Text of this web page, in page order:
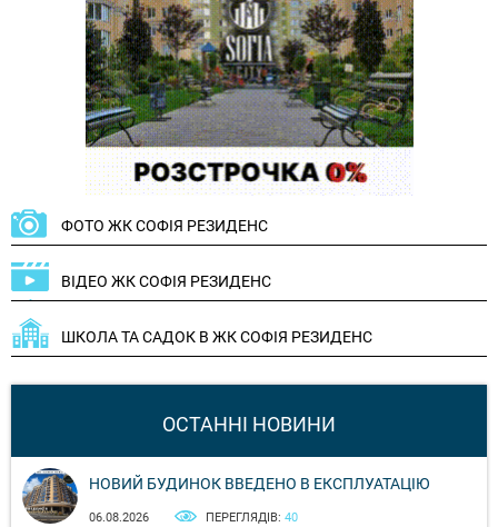
ФОТО ЖК СОФІЯ РЕЗИДЕНС
ВІДЕО ЖК СОФІЯ РЕЗИДЕНС
ШКОЛА ТА САДОК В ЖК СОФІЯ РЕЗИДЕНС
ОСТАННІ НОВИНИ
НОВИЙ БУДИНОК ВВЕДЕНО В ЕКСПЛУАТАЦІЮ
06.08.2026 ПЕРЕГЛЯДІВ: 40